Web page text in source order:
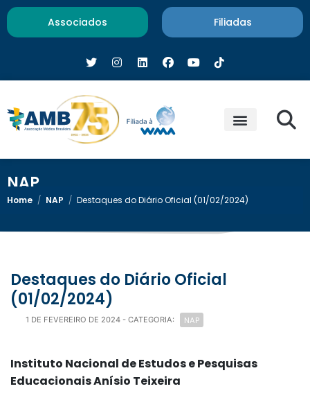
Associados Filiadas
NAP
Home / NAP / Destaques do Diário Oficial (01/02/2024)
Destaques do Diário Oficial
(01/02/2024)
1 DE FEVEREIRO DE 2024 - CATEGORIA: NAP
Instituto Nacional de Estudos e Pesquisas
Educacionais Anísio Teixeira